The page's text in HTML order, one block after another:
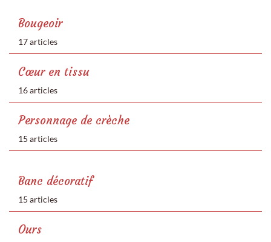
Bougeoir
17 articles
Cœur en tissu
16 articles
Personnage de crèche
15 articles
Banc décoratif
15 articles
Ours